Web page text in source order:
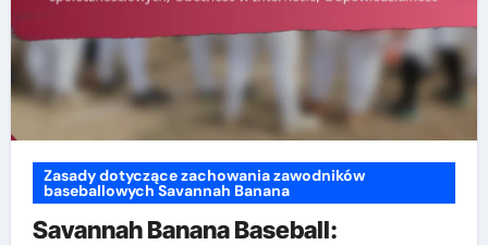
Zasady dotyczące zachowania zawodników
baseballowych Savannah Banana
Savannah Banana Baseball: